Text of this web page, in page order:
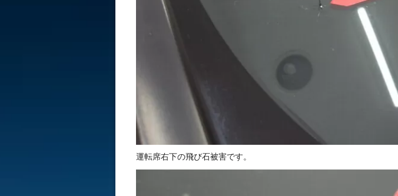
運転席右下の飛び石被害です。